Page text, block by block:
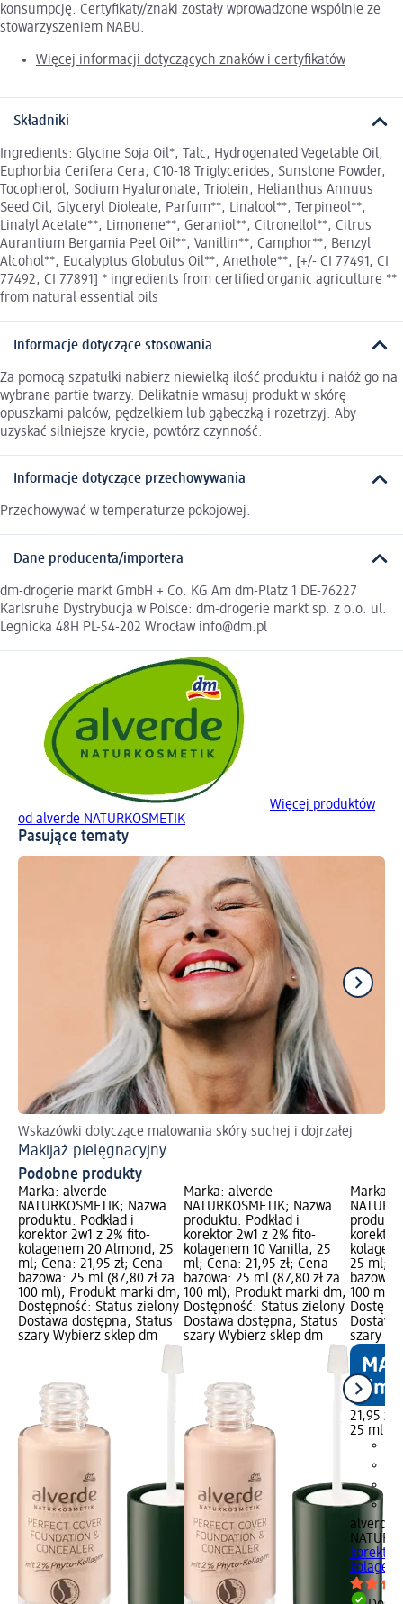
konsumpcję. Certyfikaty/znaki zostały wprowadzone wspólnie ze
stowarzyszeniem NABU.
Więcej informacji dotyczących znaków i certyfikatów
Składniki
Ingredients: Glycine Soja Oil*, Talc, Hydrogenated Vegetable Oil,
Euphorbia Cerifera Cera, C10-18 Triglycerides, Sunstone Powder,
Tocopherol, Sodium Hyaluronate, Triolein, Helianthus Annuus
Seed Oil, Glyceryl Dioleate, Parfum**, Linalool**, Terpineol**,
Linalyl Acetate**, Limonene**, Geraniol**, Citronellol**, Citrus
Aurantium Bergamia Peel Oil**, Vanillin**, Camphor**, Benzyl
Alcohol**, Eucalyptus Globulus Oil**, Anethole**, [+/- CI 77491, CI
77492, CI 77891] * ingredients from certified organic agriculture **
from natural essential oils
Informacje dotyczące stosowania
Za pomocą szpatułki nabierz niewielką ilość produktu i nałóż go na
wybrane partie twarzy. Delikatnie wmasuj produkt w skórę
opuszkami palców, pędzelkiem lub gąbeczką i rozetrzyj. Aby
uzyskać silniejsze krycie, powtórz czynność.
Informacje dotyczące przechowywania
Przechowywać w temperaturze pokojowej.
Dane producenta/importera
dm-drogerie markt GmbH + Co. KG Am dm-Platz 1 DE-76227
Karlsruhe Dystrybucja w Polsce: dm-drogerie markt sp. z o.o. ul.
Legnicka 48H PL-54-202 Wrocław info@dm.pl
Więcej produktów
od alverde NATURKOSMETIK
Pasujące tematy
Wskazówki dotyczące malowania skóry suchej i dojrzałej
Makijaż pielęgnacyjny
Podobne produkty
Marka: alverde
NATURKOSMETIK; Nazwa
produktu: Podkład i
korektor 2w1 z 2% fito-
kolagenem 20 Almond, 25
ml; Cena: 21,95 zł; Cena
bazowa: 25 ml (87,80 zł za
100 ml); Produkt marki dm;
Dostępność: Status zielony
Dostawa dostępna, Status
szary Wybierz sklep dm
Marka: alverde
NATURKOSMETIK; Nazwa
produktu: Podkład i
korektor 2w1 z 2% fito-
kolagenem 10 Vanilla, 25
ml; Cena: 21,95 zł; Cena
bazowa: 25 ml (87,80 zł za
100 ml); Produkt marki dm;
Dostępność: Status zielony
Dostawa dostępna, Status
szary Wybierz sklep dm
Marka:
korektor
25 ml;
bazowa:
100 ml);
szary
21,95 zł
25 ml
alverde
korektor